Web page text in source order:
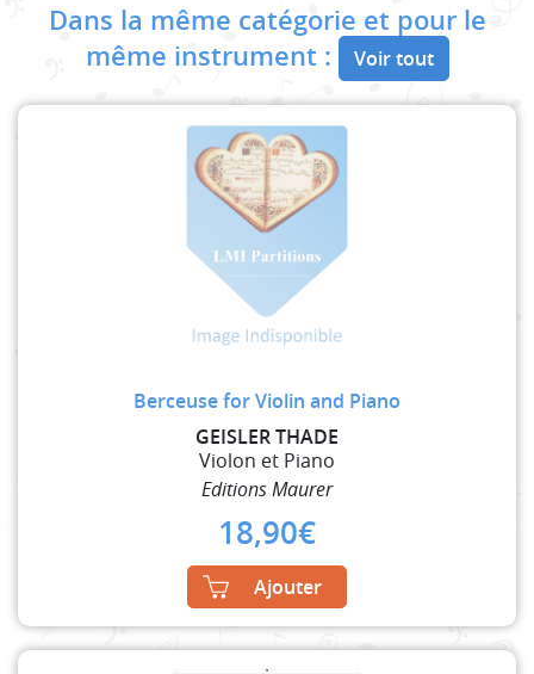
Dans la même catégorie et pour le
même instrument :
Voir tout
Berceuse for Violin and Piano
GEISLER THADE
Violon et Piano
Editions Maurer
18,90€
Ajouter